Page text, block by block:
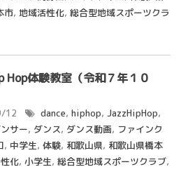
市, 地域活性化, 総合型地域スポーツクラ
Hop体験教室（令和７年１０
12 dance, hiphop, JazzHipHop,
サー, ダンス, ダンス動画, ファインク
, 中学生, 体験, 和歌山県, 和歌山県橋本
化, 小学生, 総合型地域スポーツクラブ,